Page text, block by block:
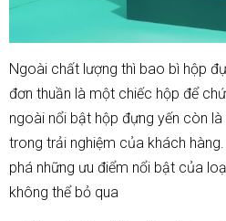
Ngoài chất lượng thì bao bì hộp
đơn thuần là một chiếc hộp để
ngoài nổi bật hộp đựng yến còn
trong trải nghiệm của khách
phá những ưu điểm nổi bật của
không thể bỏ qua